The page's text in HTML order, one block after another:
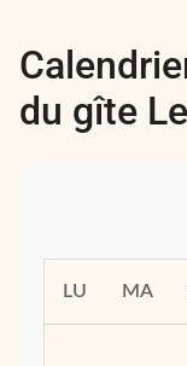
du gîte
LU MA